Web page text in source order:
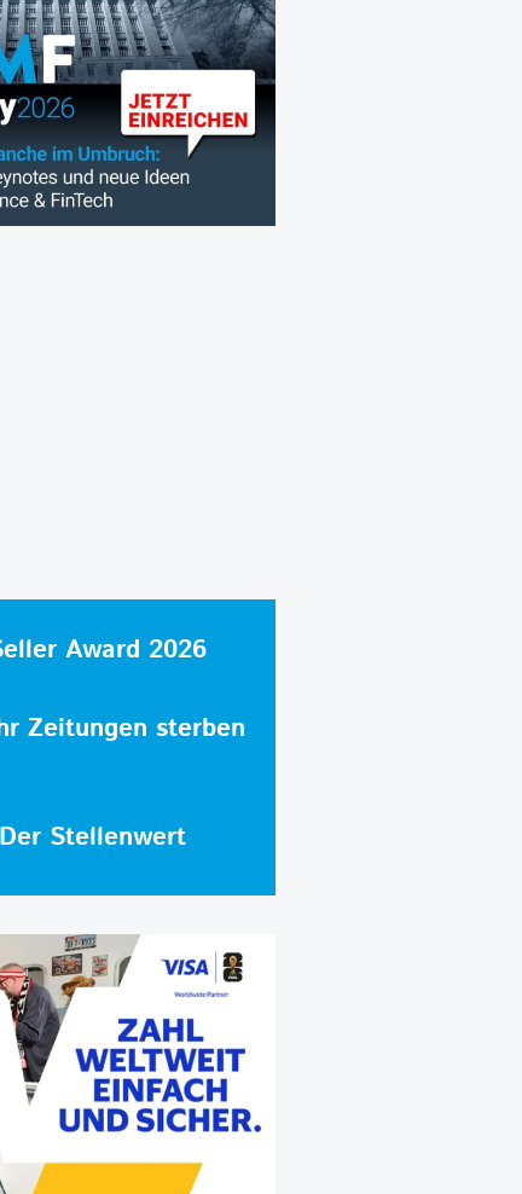
Award 2026
Zeitungen sterben
Stellenwert